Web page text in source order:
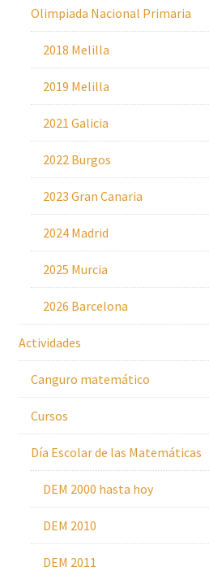
Olimpiada Nacional Primaria
2018 Melilla
2019 Melilla
2021 Galicia
2022 Burgos
2023 Gran Canaria
2024 Madrid
2025 Murcia
2026 Barcelona
Actividades
Canguro matemático
Cursos
Día Escolar de las Matemáticas
DEM 2000 hasta hoy
DEM 2010
DEM 2011